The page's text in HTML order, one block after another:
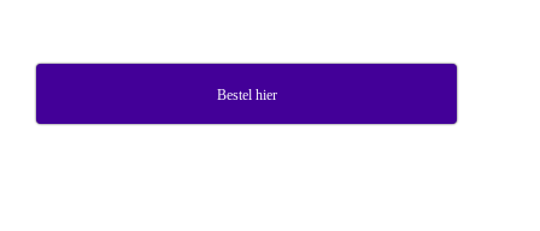
Bestel hier